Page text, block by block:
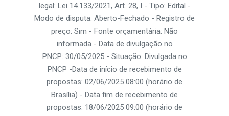
legal: Lei 14.133/2021, Art. 28, I - Tipo: Edital -
Modo de disputa: Aberto-Fechado - Registro de
preço: Sim - Fonte orçamentária: Não
informada - Data de divulgação no
PNCP: 30/05/2025 - Situação: Divulgada no
PNCP -Data de início de recebimento de
propostas: 02/06/2025 08:00 (horário de
Brasília) - Data fim de recebimento de
propostas: 18/06/2025 09:00 (horário de